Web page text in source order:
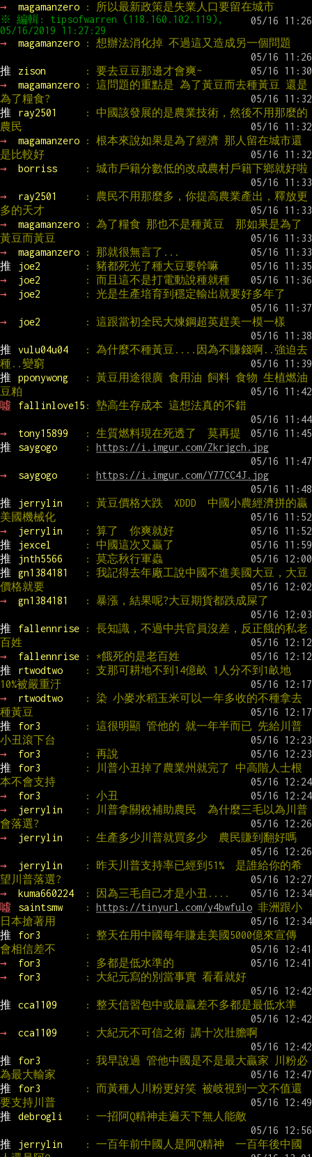
→
magamanzero
: 所以最新政策是失業人口要留在城市
※ 編輯: tipsofwarren (118.160.102.119),
→
magamanzero : 想辦法消化掉 不過這又造成另一個問題
推 zison
: 要去豆豆那邊才會爽~
→
magamanzero
: 這問題的重點是 為了黃豆而去種黃豆 還是
為了糧食?
推
ray2501
: 中國該發展的是農業技術，然後不用那麼的
農民
→
magamanzero
: 根本來說如果是為了經濟 那人留在城市還
是比較好
→
borriss : 城市戶籍分數低的改成農村戶籍下鄉就好啦
→ ray2501
: 農民不用那麼多，你提高農業產出，釋放更
多的天才
→
magamanzero
: 為了糧食 那也不是種黃豆  那如果是為了
黃豆而黃豆
→
magamanzero
: 那就很無言了...
推
joe2
: 豬都死光了種大豆要幹嘛
→
joe2
: 而且這不是打電動說種就種
→
joe2 : 光是生產培育到穩定輸出就要好多年了
→ joe2 : 這跟當初全民大煉鋼超英趕美一模一樣
推 vulu04u04
: 為什麼不種黃豆....因為不賺錢啊..強迫去
種..變窮
推
pponywong
: 黃豆用途很廣 食用油 飼料 食物 生植燃油
豆粕
噓
fallinlove15 : 墊高生存成本 這想法真的不錯
→ tony15899
: 生質燃料現在死透了  莫再提
推
saygogo : https://i.imgur.com/Zkrjgch.jpg
→ saygogo : https://i.imgur.com/Y77CC4J.jpg
推 jerrylin
: 黃豆價格大跌  XDDD  中國小農經濟拼的贏
美國機械化
→
jerrylin
: 算了  你爽就好
推
jexcel
: 中國這次又贏了
推
jnth5566
: 莫忘秋行軍蟲
推
gn1384181
: 我記得去年廠工說中國不進美國大豆，大豆
價格就要
→
gn1384181 : 暴漲，結果呢?大豆期貨都跌成屎了
推 fallennrise
: 長知識，不過中共官員沒差，反正餓的私老
百姓
→
fallennrise
: *餓死的是老百姓
推
rtwodtwo
: 支那可耕地不到14億畝 1人分不到1畝地
10%被嚴重汙
→
rtwodtwo
: 染 小麥水稻玉米可以一年多收的不種拿去
種黃豆
推
for3
: 這很明顯 管他的 就一年半而已 先給川普
小丑滾下台
→
for3
: 再說
推
for3
: 川普小丑掉了農業州就完了 中高階人士根
本不會支持
→
for3
: 小丑
→
jerrylin
: 川普拿關稅補助農民  為什麼三毛以為川普
會落選?
→
jerrylin : 生產多少川普就買多少  農民賺到翻好嗎
→ jerrylin
: 昨天川普支持率已經到51%  是誰給你的希
望川普落選?
→
kuma660224
: 因為三毛自己才是小丑....
噓
saintsmw : https://tinyurl.com/y4bwfulo 非洲跟小
日本搶著用
推
for3
: 整天在用中國每年賺走美國5000億來宣傳
會相信差不
→
for3
: 多都是低水準的
→
for3 : 大紀元寫的別當事實 看看就好
推 cca1109 : 整天信習包中或最贏差不多都是最低水準
→ cca1109 : 大紀元不可信之術 講十次壯膽啊
推 for3
: 我早說過 管他中國是不是最大贏家 川粉必
為最大輸家
推
for3
: 而黃種人川粉更好笑 被岐視到一文不值還
要支持川普
推
debrogli : 一招阿Q精神走遍天下無人能敵
推 jerrylin
: 一百年前中國人是阿Q精神  一百年後中國